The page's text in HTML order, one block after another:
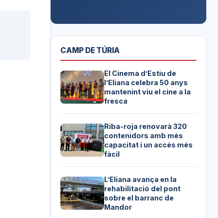
CAMP DE TÚRIA
El Cinema d’Estiu de
l’Eliana celebra 50 anys
mantenint viu el cine a la
fresca
Riba-roja renovarà 320
contenidors amb més
capacitat i un accés més
fàcil
L’Eliana avança en la
rehabilitació del pont
sobre el barranc de
Mandor